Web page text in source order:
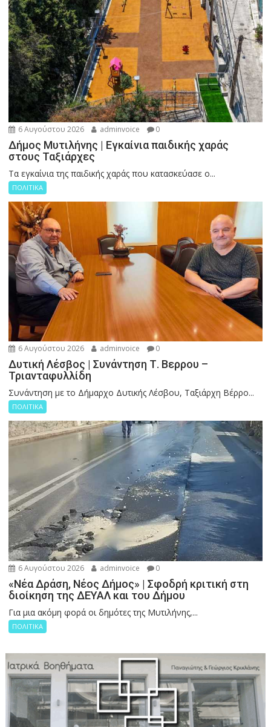
6 Αυγούστου 2026 adminvoice 0
Δήμος Μυτιλήνης | Εγκαίνια παιδικής χαράς
στους Ταξιάρχες
Tα εγκαίνια της παιδικής χαράς που κατασκεύασε ο...
ΠΟΛΙΤΙΚΑ
6 Αυγούστου 2026 adminvoice 0
Δυτική Λέσβος | Συνάντηση Τ. Βερρου –
Τριανταφυλλίδη
Συνάντηση με το Δήμαρχο Δυτικής Λέσβου, Ταξιάρχη Βέρρο...
ΠΟΛΙΤΙΚΑ
6 Αυγούστου 2026 adminvoice 0
«Νέα Δράση, Νέος Δήμος» | Σφοδρή κριτική στη
διοίκηση της ΔΕΥΑΛ και του Δήμου
Για μια ακόμη φορά οι δημότες της Μυτιλήνης,...
ΠΟΛΙΤΙΚΑ